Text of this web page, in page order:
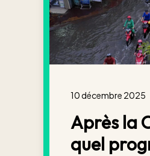
10 décembre 2025
Après la
quel